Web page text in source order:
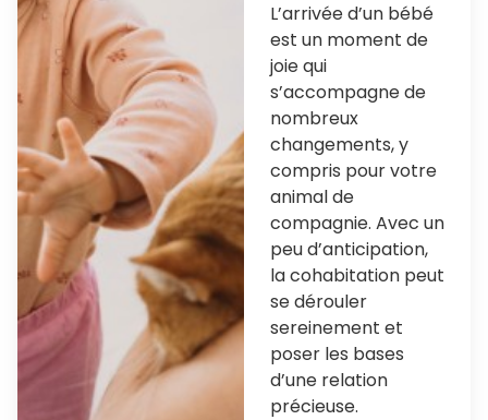
L’arrivée d’un bébé
est un moment de
joie qui
s’accompagne de
nombreux
changements, y
compris pour votre
animal de
compagnie. Avec un
peu d’anticipation,
la cohabitation peut
se dérouler
sereinement et
poser les bases
d’une relation
précieuse.